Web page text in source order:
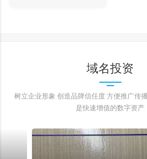
域名投资
树立企业形象 创造品牌信任度 方便推广传
是快速增值的数字资产